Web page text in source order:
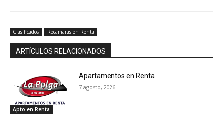
Clasificados Recamaras en Renta
ARTÍCULOS RELACIONADOS
Apto en Renta
Apartamentos en Renta
7 agosto, 2026